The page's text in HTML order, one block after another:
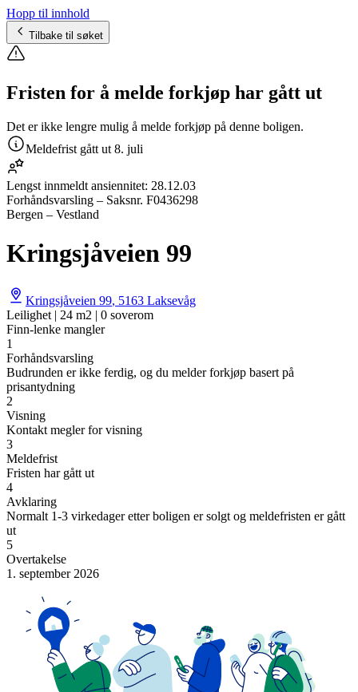
Hopp til innhold
Tilbake til søket
Fristen for å melde forkjøp har gått ut
Det er ikke lengre mulig å melde forkjøp på denne boligen.
Meldefrist gått ut 8. juli
Lengst innmeldt ansiennitet: 28.12.03
Forhåndsvarsling – Saksnr. F0436298
Bergen – Vestland
Kringsjåveien 99
Kringsjåveien 99, 5163 Laksevåg
Leilighet | 24 m2 | 0 soverom
Finn-lenke mangler
1
Forhåndsvarsling
Budrunden er ikke ferdig, og du melder forkjøp basert på
prisantydning
2
Visning
Kontakt megler for visning
3
Meldefrist
Fristen har gått ut
4
Avklaring
Normalt 1-3 virkedager etter boligen er solgt og meldefristen er gått
ut
5
Overtakelse
1. september 2026